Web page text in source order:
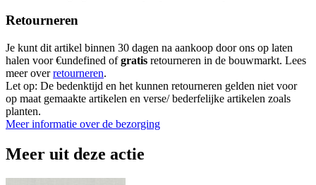
Retourneren
Je kunt dit artikel binnen 30 dagen na aankoop door ons op laten
halen voor €undefined ofgratis retourneren in de bouwmarkt. Lees
meer overretourneren.
Let op: De bedenktijd en het kunnen retourneren gelden niet voor
op maat gemaakte artikelen en verse/ bederfelijke artikelen zoals
planten.
Meer informatie over de bezorging
Meer uit deze actie